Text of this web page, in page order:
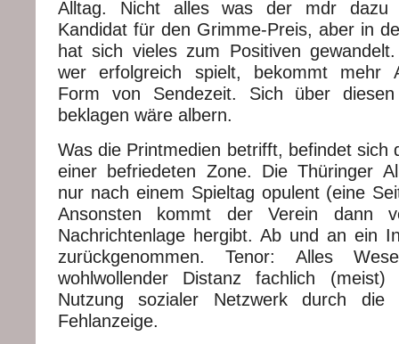
Alltag. Nicht alles was der mdr dazu
Kandidat für den Grimme-Preis, aber in
hat sich vieles zum Positiven
wer erfolgreich spielt, bekommt mehr
Form von Sendezeit. Sich über
beklagen wäre albern.
Was die Printmedien betrifft, befindet sich
einer befriedeten Zone. Die Thüringer
nur nach einem Spieltag opulent (eine
Ansonsten kommt der Verein dann
Nachrichtenlage hergibt. Ab und an ein
zurückgenommen. Tenor: Alles
wohlwollender Distanz fachlich (meist)
Nutzung sozialer Netzwerk durch die
Fehlanzeige.